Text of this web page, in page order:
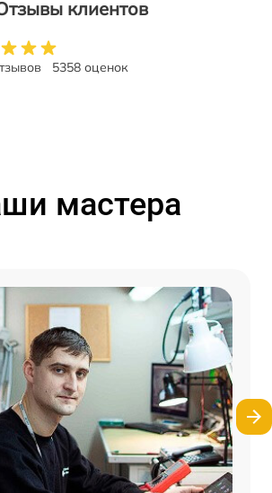
клиентов
5358 оценок
мастера